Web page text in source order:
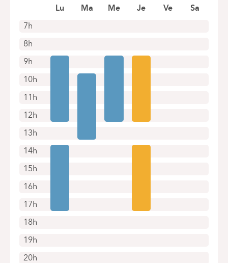
Prendre rendez-vous en ligne
7h
8h
9h
10h
11h
12h
13h
14h
15h
16h
17h
18h
19h
20h
Lu Ma Me Je Ve Sa